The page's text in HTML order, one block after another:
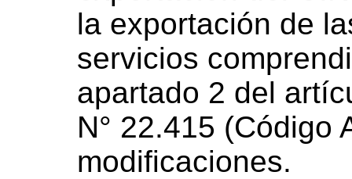
la exportación de
servicios
apartado 2 del
N° 22.415 (Código
modificaciones.